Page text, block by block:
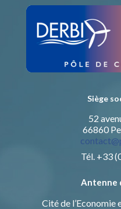
Siège
52
66860
Tél. +33
Antenne
Cité de l’Economie